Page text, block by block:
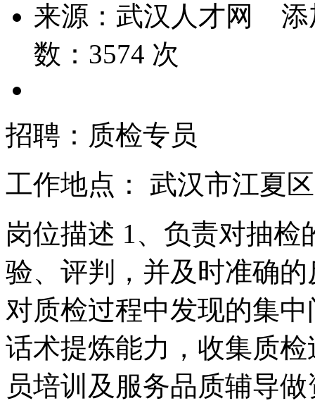
来源： 武汉人才网
添
数： 3574 次
招聘：质检专员
工作地点： 武汉市江夏
岗位描述 1、负责对抽
验、评判，并及时准确
对质检过程中发现的集
话术提炼能力，收集质
员培训及服务品质辅导